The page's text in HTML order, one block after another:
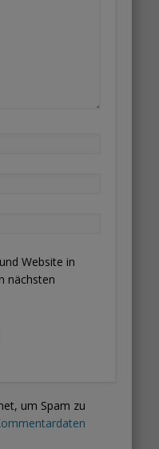
Website in
nächsten
um Spam zu